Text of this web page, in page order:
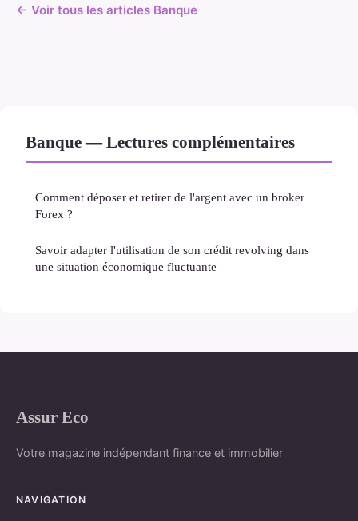
← Voir tous les articles Banque
Banque — Lectures complémentaires
Comment déposer et retirer de l'argent avec un broker
Forex ?
Savoir adapter l'utilisation de son crédit revolving dans
une situation économique fluctuante
Assur Eco
Votre magazine indépendant finance et immobilier
NAVIGATION